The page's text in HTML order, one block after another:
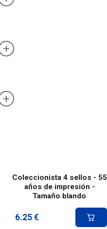
+
+
Coleccionista 4 sellos - 55
años de impresión -
Tamaño blando
6.25 €